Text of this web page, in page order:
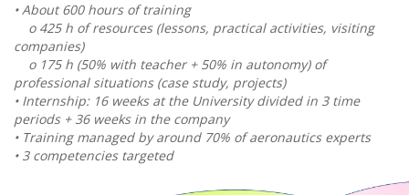
• About 600 hours of training
o 425 h of resources (lessons, practical activities, visiting
companies)
o 175 h (50% with teacher + 50% in autonomy) of
professional situations (case study, projects)
• Internship: 16 weeks at the University divided in 3 time
periods + 36 weeks in the company
• Training managed by around 70% of aeronautics experts
• 3 competencies targeted